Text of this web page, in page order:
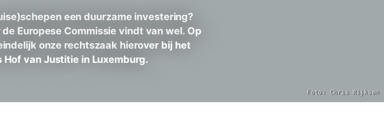
een duurzame investering?
Europese Commissie vindt van wel. Op
onze rechtszaak hierover bij het
Hof van Justitie in Luxemburg.
Foto: Chris Rijksen